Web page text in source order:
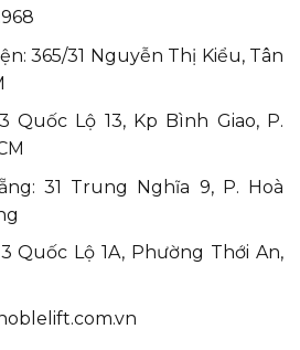
365/31 Nguyễn Thị Kiểu, Tân
Quốc Lộ 13, Kp Bình Giao, P.
31 Trung Nghĩa 9, P. Hoà
Quốc Lộ 1A, Phường Thới An,